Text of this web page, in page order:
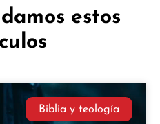
estos
Biblia y teología